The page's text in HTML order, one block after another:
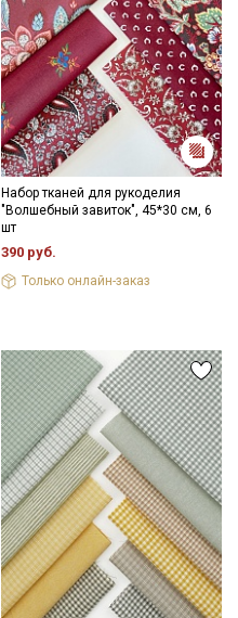
Набор тканей для рукоделия
"Волшебный завиток", 45*30 см, 6
шт
390 руб.
Только онлайн-заказ